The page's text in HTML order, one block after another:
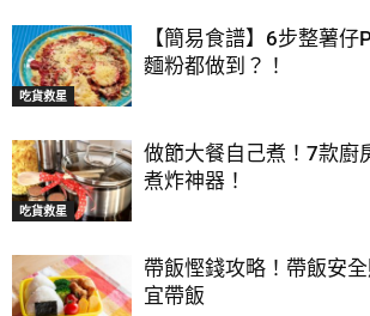
吃貨救星
【簡易食譜】6步整薯
麵粉都做到？！
吃貨救星
做節大餐自己煮！7款
煮炸神器！
帶飯慳錢攻略！帶飯安
宜帶飯